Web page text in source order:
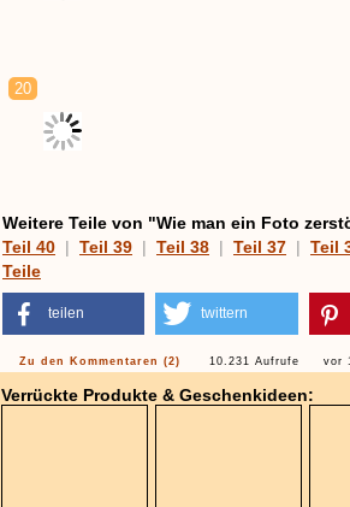
20
Weitere Teile von "Wie man ein Foto
Teil 40 | Teil 39 | Teil 38 | Teil 37 | Teil
Teile
teilen twittern
Zu den Kommentaren (2) 10.231 Aufrufe vor
Verrückte Produkte & Geschenkideen: